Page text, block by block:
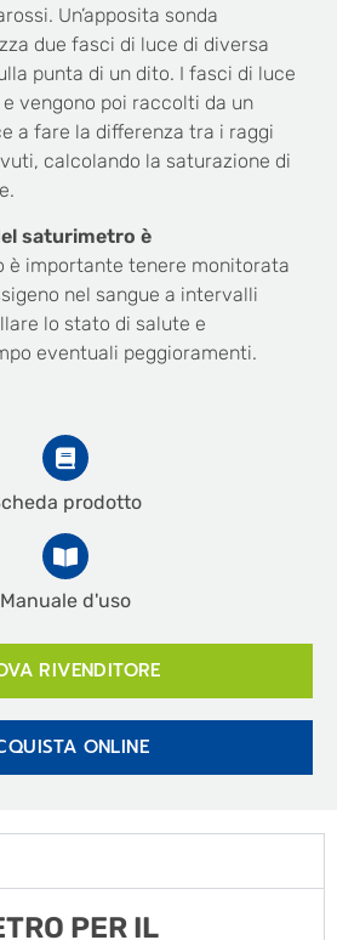
Un’apposita sonda
due fasci di luce di diversa
punta di un dito. I fasci di luce
vengono poi raccolti da un
a fare la differenza tra i raggi
calcolando la saturazione di
saturimetro è
è importante tenere monitorata
nel sangue a intervalli
lo stato di salute e
eventuali peggioramenti.
prodotto
Manuale d'uso
RIVENDITORE
ONLINE
PER IL